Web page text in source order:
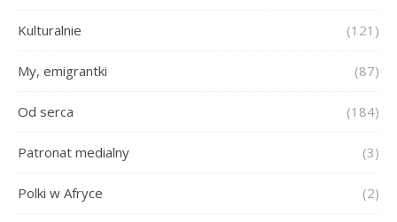
Kulturalnie (121)
My, emigrantki (87)
Od serca (184)
Patronat medialny (3)
Polki w Afryce (2)